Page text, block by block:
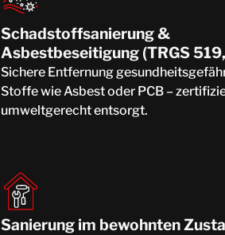
Schadstoffsanierung &
Asbestbeseitigung (TRGS
Sichere Entfernung
Stoffe wie Asbest oder PCB –
umweltgerecht entsorgt.
Sanierung im bewohnten